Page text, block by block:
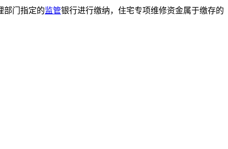
部门指定的监管银行进行缴纳，住宅专项维修资金属于缴存的